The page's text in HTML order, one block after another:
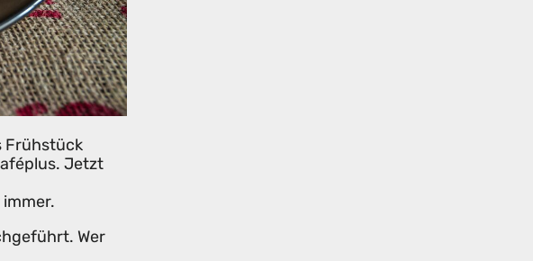
Frühstück
Jetzt
Wer